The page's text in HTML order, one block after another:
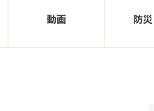
動画 防災